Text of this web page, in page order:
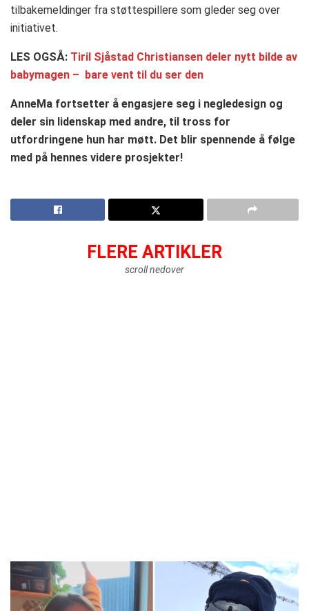
tilbakemeldinger fra støttespillere som gleder seg over
initiativet.
LES OGSÅ: Tiril Sjåstad Christiansen deler nytt bilde av
babymagen – bare vent til du ser den
AnneMa fortsetter å engasjere seg i negledesign og
deler sin lidenskap med andre, til tross for
utfordringene hun har møtt. Det blir spennende å følge
med på hennes videre prosjekter!
FLERE ARTIKLER
scroll nedover